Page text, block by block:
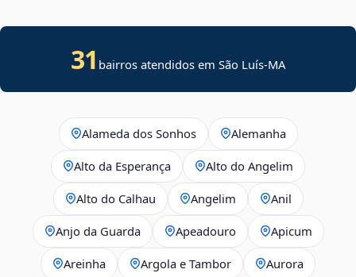
31 bairros atendidos em São Luís-MA
Alameda dos Sonhos Alemanha
Alto da Esperança Alto do Angelim
Alto do Calhau Angelim Anil
Anjo da Guarda Apeadouro Apicum
Areinha Argola e Tambor Aurora